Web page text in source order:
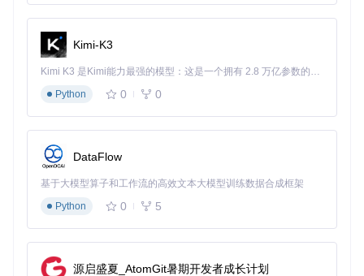
Kimi-K3
Kimi K3 是Kimi能力最强的模型：这是一个拥有 2.8 万亿参数的混合专家（MoE）模型，具备原生视觉理解能力，并支持 100 万 token 的上下文窗口。
Python
0 0
DataFlow
基于大模型算子和工作流的高效文本大模型训练数据合成框架
Python
0 5
源启盛夏_AtomGit暑期开发者成长计划